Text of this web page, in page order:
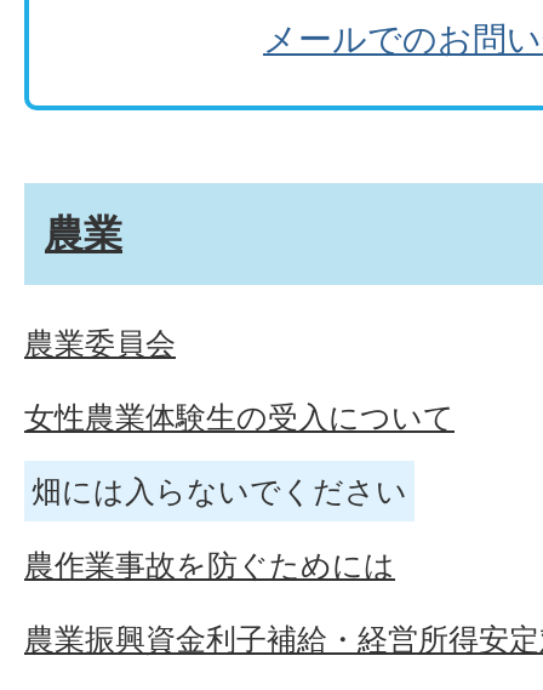
メールでのお問
農業
農業委員会
女性農業体験生の受入について
畑には入らないでください
農作業事故を防ぐためには
農業振興資金利子補給・経営所得安